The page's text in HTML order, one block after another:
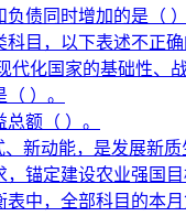
债同时增加的是（ ）
目，以下表述不正确
代化国家的基础性、
）。
额（ ）。
新动能，是发展新质
，锚定建设农业强国
中，全部科目的本